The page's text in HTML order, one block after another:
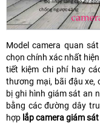
Model camera quan
chọn chính xác nhất
tiết kiệm chi phí hay
thương mại, bãi đậu xe,
bị ghi hình giám sát an
bằng các đường dây
hợp lắp camera giám